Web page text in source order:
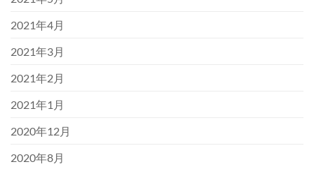
2021年4月
2021年3月
2021年2月
2021年1月
2020年12月
2020年8月